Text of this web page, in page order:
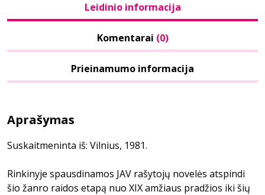
Leidinio informacija
Komentarai (0)
Prieinamumo informacija
Aprašymas
Suskaitmeninta iš: Vilnius, 1981.
Rinkinyje spausdinamos JAV rašytojų novelės atspindi
šio žanro raidos etapą nuo XIX amžiaus pradžios iki šių